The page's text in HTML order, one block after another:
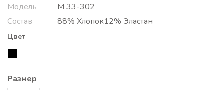
Модель
М 33-302
Состав
88% Хлопок12% Эластан
Цвет
Размер